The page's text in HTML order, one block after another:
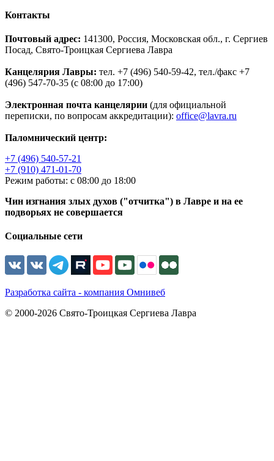
Контакты
Почтовый адрес: 141300, Россия, Московская обл., г. Сергиев
Посад, Свято-Троицкая Сергиева Лавра
Канцелярия Лавры: тел. +7 (496) 540-59-42, тел./факс +7
(496) 547-70-35 (с 08:00 до 17:00)
Электронная почта канцелярии (для официальной
переписки, по вопросам аккредитации): office@lavra.ru
Паломнический центр:
+7 (496) 540-57-21
+7 (910) 471-01-70
Режим работы: с 08:00 до 18:00
Чин изгнания злых духов ("отчитка") в Лавре и на ее
подворьях не совершается
Социальные сети
Разработка сайта - компания Омнивеб
© 2000-2026 Свято-Троицкая Сергиева Лавра